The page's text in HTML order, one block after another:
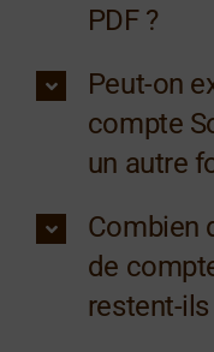
PDF ?
Peut-on
compte
un autre
Combien
de
restent-